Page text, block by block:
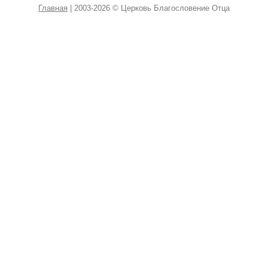
Главная | 2003-2026 © Церковь Благословение Отца